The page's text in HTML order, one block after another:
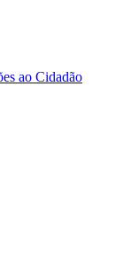
ao Cidadão